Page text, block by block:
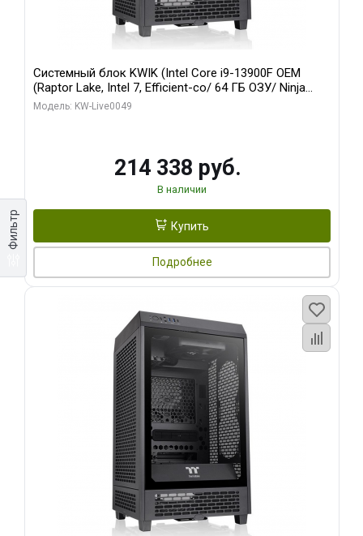
Фильтр
Системный блок KWIK (Intel Core i9-13900F OEM
(Raptor Lake, Intel 7, Efficient-co/ 64 ГБ ОЗУ/ Ninja
Sinotex RTX3070Ti 8GB GDDR6X 256bit 3xDP HDMI / 1
Модель: KW-Live0049
214 338 руб.
В наличии
Купить
Подробнее